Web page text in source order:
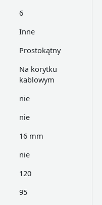
6
Inne
Prostokątny
Na korytku
kablowym
nie
nie
16 mm
nie
120
95